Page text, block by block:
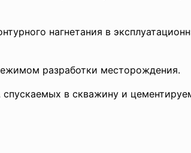
нагнетания в
разработки месторождения.
в скважину и